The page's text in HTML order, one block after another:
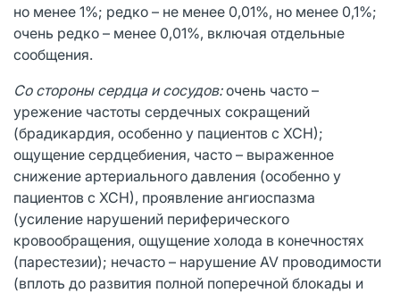
но менее 1%; редко – не менее 0,01%, но менее 0,1%;
очень редко – менее 0,01%, включая отдельные
сообщения.
Со стороны сердца и сосудов:очень часто –
урежение частоты сердечных сокращений
(брадикардия, особенно у пациентов с ХСН);
ощущение сердцебие­ния, часто – выраженное
снижение артериального давления (особенно у
пациентов с ХСН), проявление ангиоспазма
(усиление нарушений периферичес­кого
кровообращения, ощущение холода в конечностях
(парестезии); нечасто – нарушение AV проводимости
(вплоть до развития полной поперечной блокады и